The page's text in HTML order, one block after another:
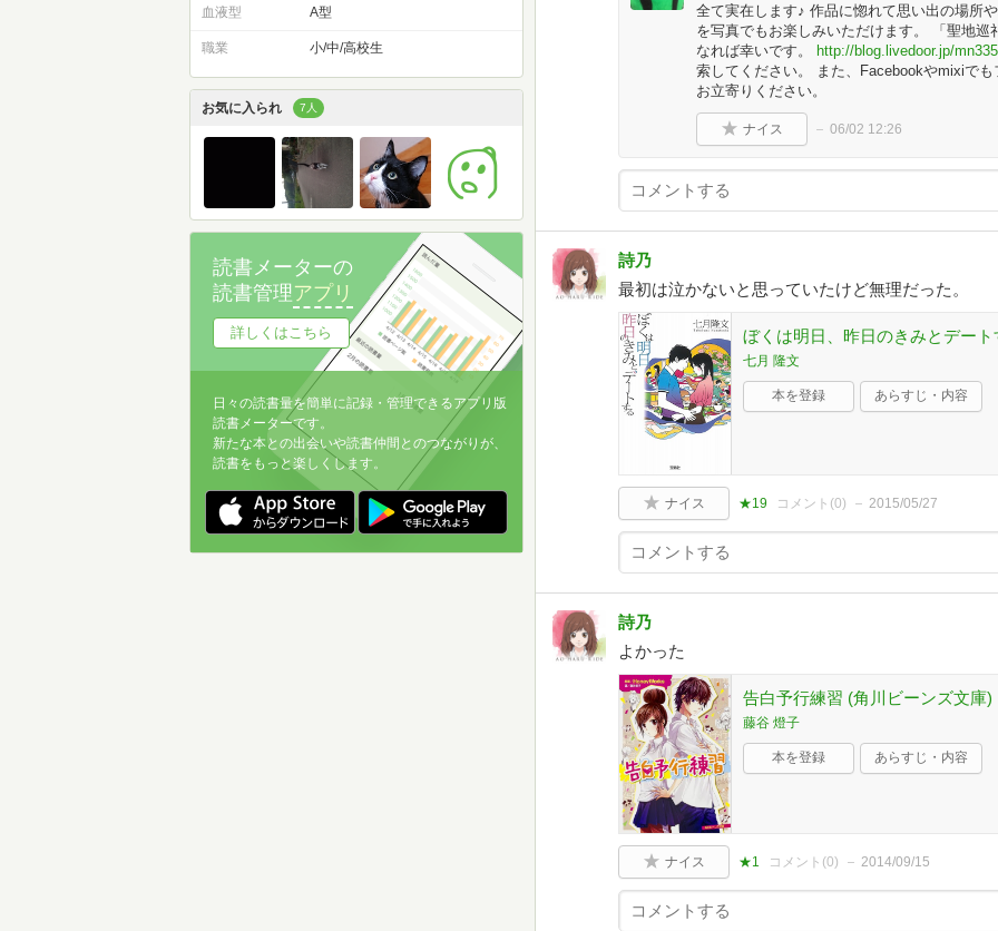
全て実在します♪ 作品に惚れて思い出の場所
を写真でもお楽しみいただけます。 「聖地
なれば幸いです。
http://blog.livedoor.jp/
索してください。 また、Facebookやmixiで
お立寄りください。
ナイス 06/02 12:26
詩乃
最初は泣かないと思っていたけど無理だった。
ぼくは明日、昨日のきみとデー
七月 隆文
本を登録 あらすじ・内容
ナイス ★19 コメント(0) 2015/05/27
詩乃
よかった
告白予行練習 (角川ビーンズ文庫)
藤谷 燈子
本を登録 あらすじ・内容
ナイス ★1 コメント(0) 2014/09/15
血液型 A型
職業 小/中/高校生
お気に入られ 7人
読書メーターの
読書管理アプリ
詳しくはこちら
日々の読書量を簡単に記録・管理できるアプリ版
読書メーターです。
新たな本との出会いや読書仲間とのつながりが、
読書をもっと楽しくします。